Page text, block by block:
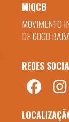
MIQCB
MOVIMENTO
DE COCO
REDES